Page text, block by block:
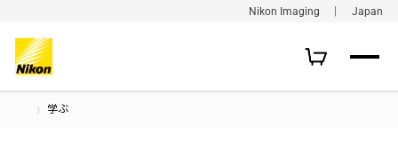
Nikon Imaging ｜ Japan
学ぶ